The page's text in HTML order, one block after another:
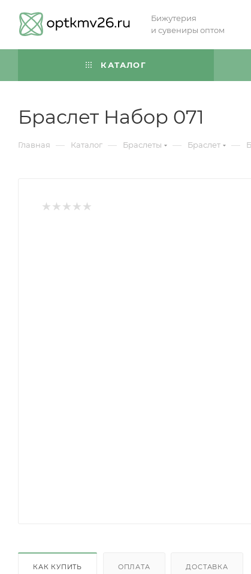
Бижутерия
и сувениры оптом
КАТАЛОГ
Браслет Набор 071
Главная — Каталог — Браслеты — Браслет —
КАК КУПИТЬ ОПЛАТА ДОСТАВКА